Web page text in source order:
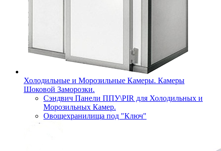
Холодильные и Морозильные Камеры. Камеры
Шоковой Заморозки.
Сэндвич Панели ППУ\PIR для Холодильных и
Морозильных Камер.
Овощехранилища под "Ключ"